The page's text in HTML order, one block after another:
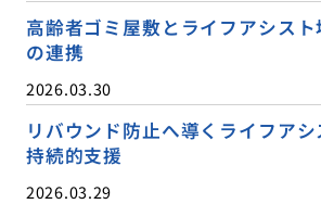
高齢者ゴミ屋敷とライフアシス
の連携
2026.03.30
リバウンド防止へ導くライフア
持続的支援
2026.03.29